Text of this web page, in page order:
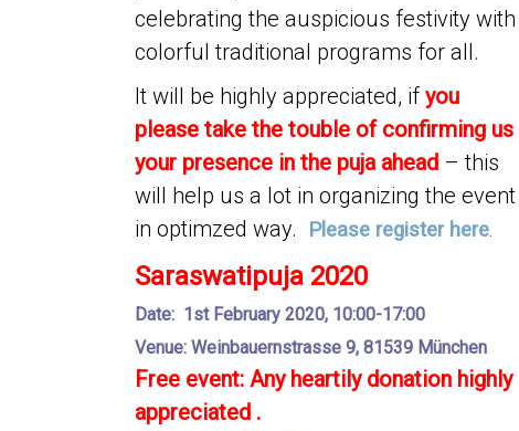
celebrating the auspicious festivity with
colorful traditional programs for all.
It will be highly appreciated, ifyou
please take the touble of confirming us
your presence in the puja ahead – this
will help us a lot in organizing the event
in optimzed way.
Please register here.
Saraswatipuja 2020
Date: 1st February 2020, 10:00-17:00
Venue: Weinbauernstrasse 9, 81539 München
Free event: Any heartily donation highly
appreciated .